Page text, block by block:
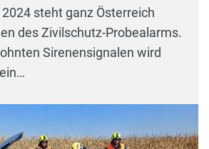
steht ganz Österreich
des Zivilschutz-Probealarms.
Sirenensignalen wird